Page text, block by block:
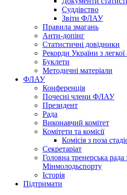
Суддівство
Звіти ФЛАУ
Правила змагань
Анти-допінг
Статистичні довідники
Рекорди України з легкої
Буклети
Методичні матеріали
ФЛАУ
Конференція
Почесні члени ФЛАУ
Президент
Рада
Виконавчий комітет
Комітети та комісії
Комісія з поза
Секретаріат
Головна тренерська рада
Мінмолодьспорту
Історія
Підтримати